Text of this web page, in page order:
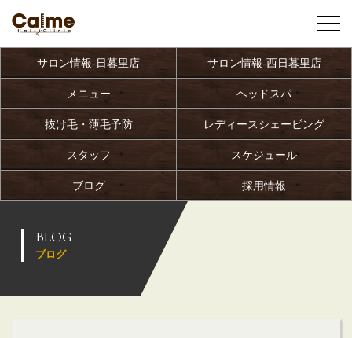
サロン情報-日暮里店 サロン情報-西日暮里店
メニュー ヘッドスパ
抜け毛・薄毛予防 レディースシェービング
スタッフ スケジュール
ブログ 採用情報
BLOG
ブログ